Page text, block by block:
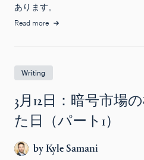
あります。
Read more
Writing
3月12日：暗号市場
た日（パート1）
by Kyle Samani